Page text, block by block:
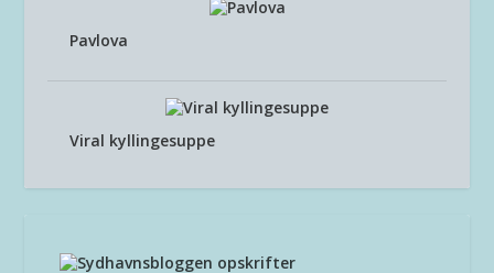
Pavlova
Viral kyllingesuppe